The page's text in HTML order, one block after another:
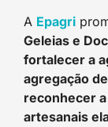
A Epagri
Geleias e
fortalecer a
agregação
reconhecer
artesanais